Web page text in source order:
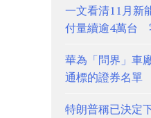
一文看清11月
付量續逾4萬台
華為「問界」車
通標的證券名單
特朗普稱已決定